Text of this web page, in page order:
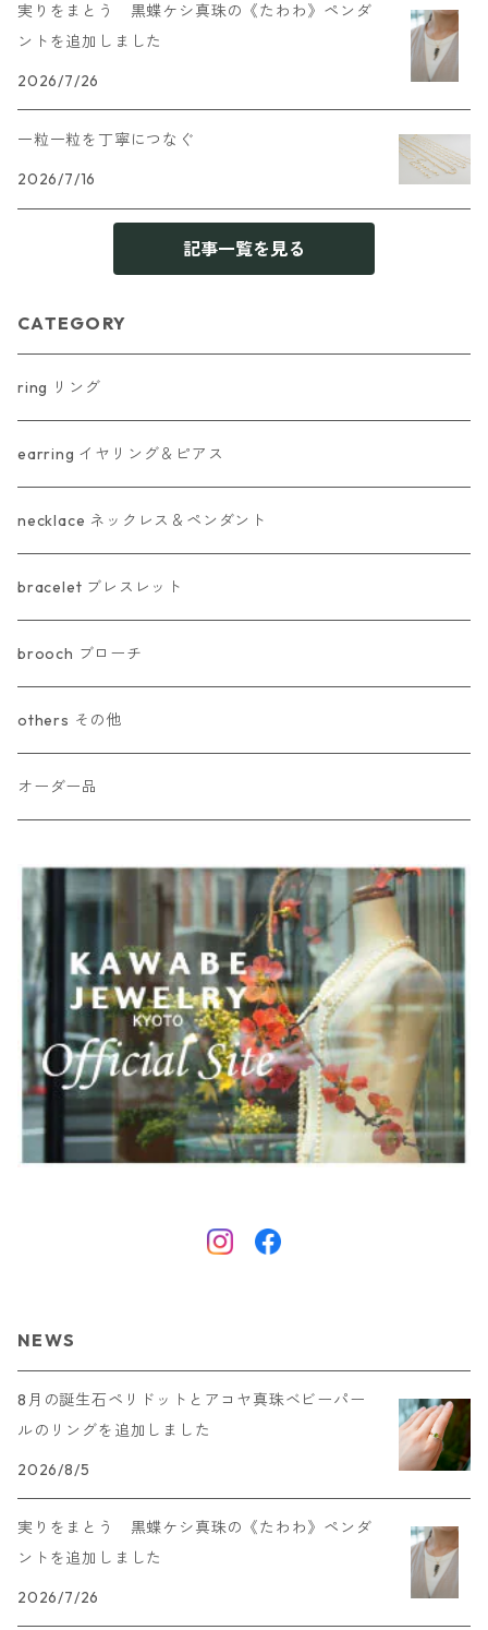
実りをまとう 黒蝶ケシ真珠の《たわわ》ペンダ
ントを追加しました
2026/7/26
一粒一粒を丁寧につなぐ
2026/7/16
記事一覧を見る
CATEGORY
ring リング
earring イヤリング＆ピアス
necklace ネックレス＆ペンダント
bracelet ブレスレット
brooch ブローチ
others その他
オーダー品
NEWS
8月の誕生石ペリドットとアコヤ真珠ベビーパー
ルのリングを追加しました
2026/8/5
実りをまとう 黒蝶ケシ真珠の《たわわ》ペンダ
ントを追加しました
2026/7/26